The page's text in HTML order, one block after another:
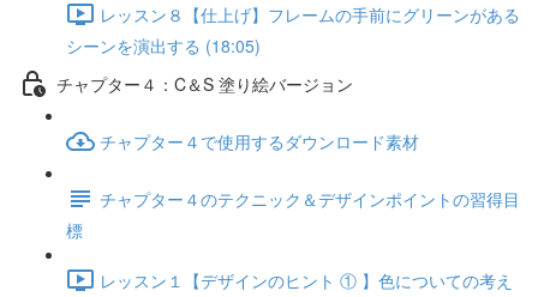
レッスン８【仕上げ】フレームの手前にグリーンがある
シーンを演出する (18:05)
チャプター４：C＆S 塗り絵バージョン
チャプター４で使用するダウンロード素材
チャプター４のテクニック＆デザインポイントの習得目
標
レッスン１【デザインのヒント ① 】色についての考え